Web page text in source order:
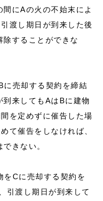
にAの火の不始末によ
渡し期日が到来した後
することができな
売却する契約を締結
到来してもAはBに建物
を定めずに催告した場
て催告をしなければ、
きない。
Cに売却する契約を
引渡し期日が到来して